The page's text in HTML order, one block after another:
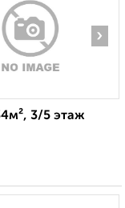
›
3/5 этаж